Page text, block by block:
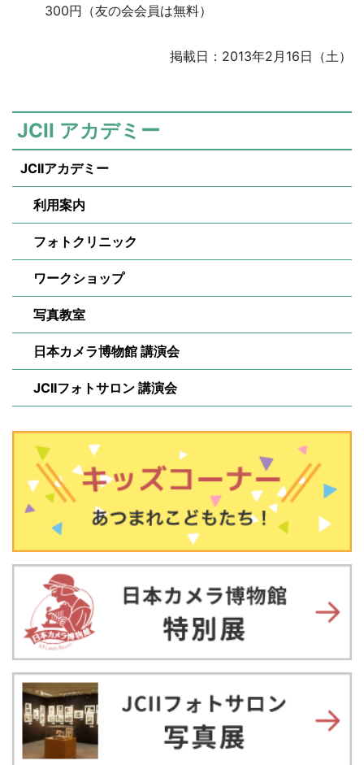
300円（友の会会員は無料）
掲載日：2013年2月16日（土）
JCII アカデミー
JCIIアカデミー
利用案内
フォトクリニック
ワークショップ
写真教室
日本カメラ博物館 講演会
JCIIフォトサロン 講演会